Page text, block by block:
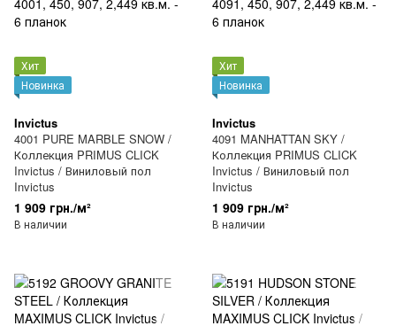
Хит
Новинка
Invictus
4001 PURE MARBLE SNOW /
Коллекция PRIMUS CLICK
Invictus / Виниловый пол
Invictus
1 909 грн./м²
В наличии
Хит
Новинка
Invictus
4091 MANHATTAN SKY /
Коллекция PRIMUS CLICK
Invictus / Виниловый пол
Invictus
1 909 грн./м²
В наличии